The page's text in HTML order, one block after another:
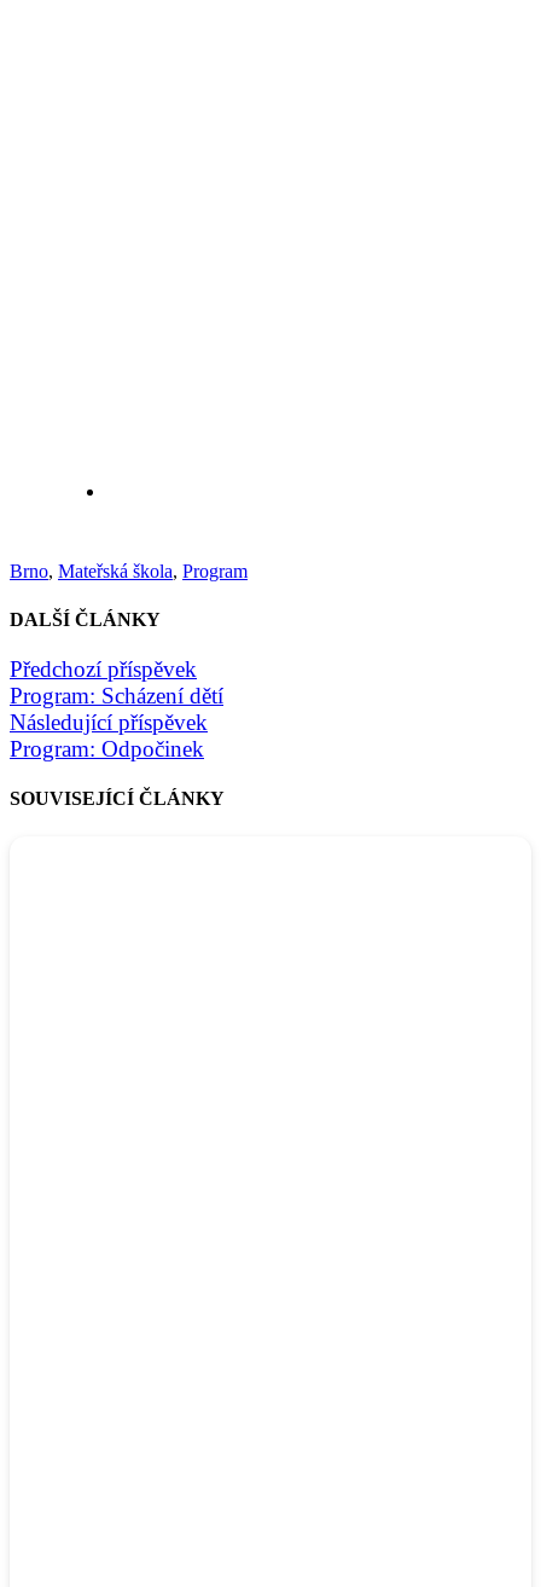
Brno, Mateřská škola, Program
DALŠÍ ČLÁNKY
Předchozí příspěvek
Program: Scházení dětí
Následující příspěvek
Program: Odpočinek
SOUVISEJÍCÍ ČLÁNKY